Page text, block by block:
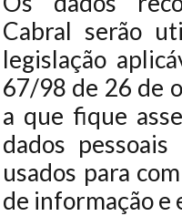
Cabral serão
legislação
67/98 de 26 de
a que fique
dados
usados para
de informação e